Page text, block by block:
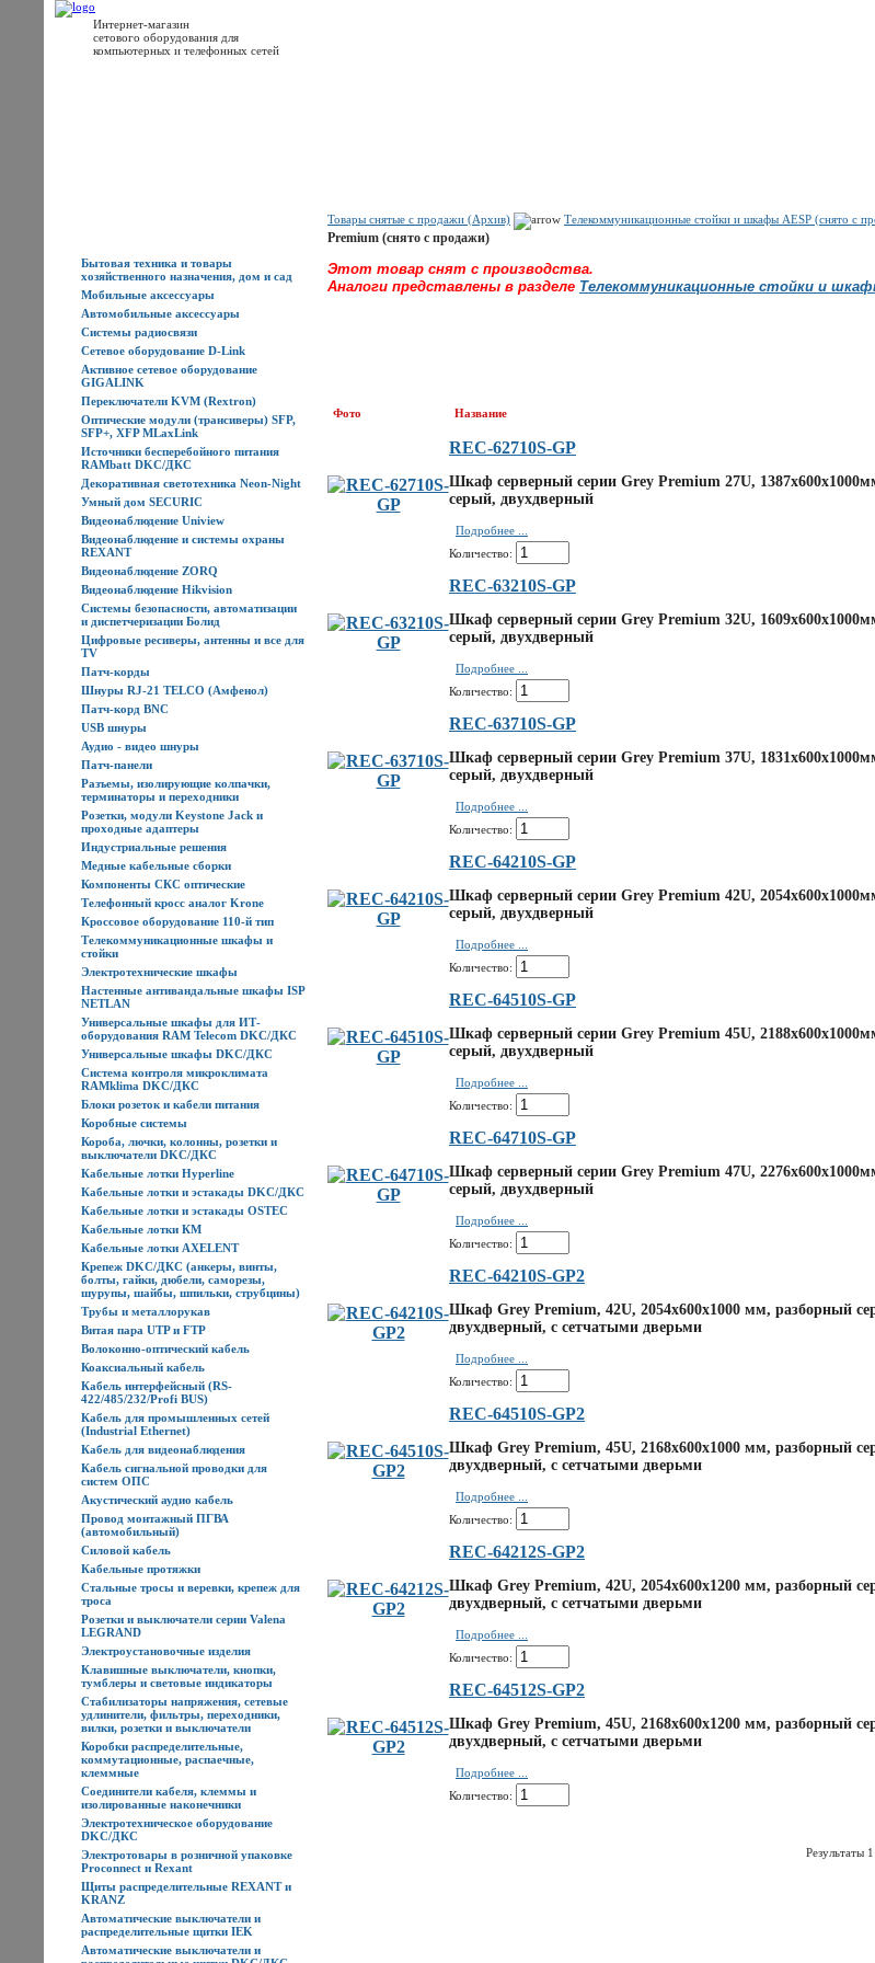
Интернет-магазин
сетового оборудования для
компьютерных и телефонных сетей
Бытовая техника и товары
хозяйственного назначения, дом и сад
Мобильные аксессуары
Автомобильные аксессуары
Системы радиосвязи
Сетевое оборудование D-Link
Активное сетевое оборудование
GIGALINK
Переключатели KVM (Rextron)
Оптические модули (трансиверы) SFP,
SFP+, XFP MLaxLink
Источники бесперебойного питания
RAMbatt DKC/ДКС
Декоративная светотехника Neon-Night
Умный дом SECURIC
Видеонаблюдение Uniview
Видеонаблюдение и системы охраны
REXANT
Видеонаблюдение ZORQ
Видеонаблюдение Hikvision
Системы безопасности, автоматизации
и диспетчеризации Болид
Цифровые ресиверы, антенны и все для
TV
Патч-корды
Шнуры RJ-21 TELCO (Амфенол)
Патч-корд BNC
USB шнуры
Аудио - видео шнуры
Патч-панели
Разъемы, изолирующие колпачки,
терминаторы и переходники
Розетки, модули Keystone Jack и
проходные адаптеры
Индустриальные решения
Медные кабельные сборки
Компоненты СКС оптические
Телефонный кросс аналог Krone
Кроссовое оборудование 110-й тип
Телекоммуникационные шкафы и
стойки
Электротехнические шкафы
Настенные антивандальные шкафы ISP
NETLAN
Универсальные шкафы для ИТ-
оборудования RAM Telecom DKC/ДКС
Универсальные шкафы DKC/ДКС
Система контроля микроклимата
RAMklima DKC/ДКС
Блоки розеток и кабели питания
Коробные системы
Короба, лючки, колонны, розетки и
выключатели DKC/ДКС
Кабельные лотки Hyperline
Кабельные лотки и эстакады DKC/ДКС
Кабельные лотки и эстакады OSTEC
Кабельные лотки КМ
Кабельные лотки AXELENT
Крепеж DKC/ДКС (анкеры, винты,
болты, гайки, дюбели, саморезы,
шурупы, шайбы, шпильки, струбцины)
Трубы и металлорукав
Витая пара UTP и FTP
Волоконно-оптический кабель
Коаксиальный кабель
Кабель интерфейсный (RS-
422/485/232/Profi BUS)
Кабель для промышленных сетей
(Industrial Ethernet)
Кабель для видеонаблюдения
Кабель сигнальной проводки для
систем ОПС
Акустический аудио кабель
Провод монтажный ПГВА
(автомобильный)
Силовой кабель
Кабельные протяжки
Стальные тросы и веревки, крепеж для
троса
Розетки и выключатели серии Valena
LEGRAND
Электроустановочные изделия
Клавишные выключатели, кнопки,
тумблеры и световые индикаторы
Стабилизаторы напряжения, сетевые
удлинители, фильтры, переходники,
вилки, розетки и выключатели
Коробки распределительные,
коммутационные, распаечные,
клеммные
Соединители кабеля, клеммы и
изолированные наконечники
Электротехническое оборудование
DKC/ДКС
Электротовары в розничной упаковке
Proconnect и Rexant
Щиты распределительные REXANT и
KRANZ
Автоматические выключатели и
распределительные щитки IEK
Автоматические выключатели и
Товары снятые с продажи (Архив) Телекоммуникационные стойки и шкафы AESP (снято с
Premium (снято с продажи)
Этот товар снят с производства.
Аналоги представлены в разделе Телекоммуникационные стойки и
Фото Название
REC-62710S-GP
Шкаф серверный серии Grey Premium 27U,
серый, двухдверный
Подробнее ...
Количество:
REC-63210S-GP
Шкаф серверный серии Grey Premium 32U,
серый, двухдверный
Подробнее ...
Количество:
REC-63710S-GP
Шкаф серверный серии Grey Premium 37U,
серый, двухдверный
Подробнее ...
Количество:
REC-64210S-GP
Шкаф серверный серии Grey Premium 42U,
серый, двухдверный
Подробнее ...
Количество:
REC-64510S-GP
Шкаф серверный серии Grey Premium 45U,
серый, двухдверный
Подробнее ...
Количество:
REC-64710S-GP
Шкаф серверный серии Grey Premium 47U,
серый, двухдверный
Подробнее ...
Количество:
REC-64210S-GP2
Шкаф Grey Premium, 42U, 2054x600x1000 мм, разборный
двухдверный, с сетчатыми дверьми
Подробнее ...
Количество:
REC-64510S-GP2
Шкаф Grey Premium, 45U, 2168x600x1000 мм, разборный
двухдверный, с сетчатыми дверьми
Подробнее ...
Количество:
REC-64212S-GP2
Шкаф Grey Premium, 42U, 2054x600x1200 мм, разборный
двухдверный, с сетчатыми дверьми
Подробнее ...
Количество:
REC-64512S-GP2
Шкаф Grey Premium, 45U, 2168x600x1200 мм, разборный
двухдверный, с сетчатыми дверьми
Подробнее ...
Количество:
Результаты